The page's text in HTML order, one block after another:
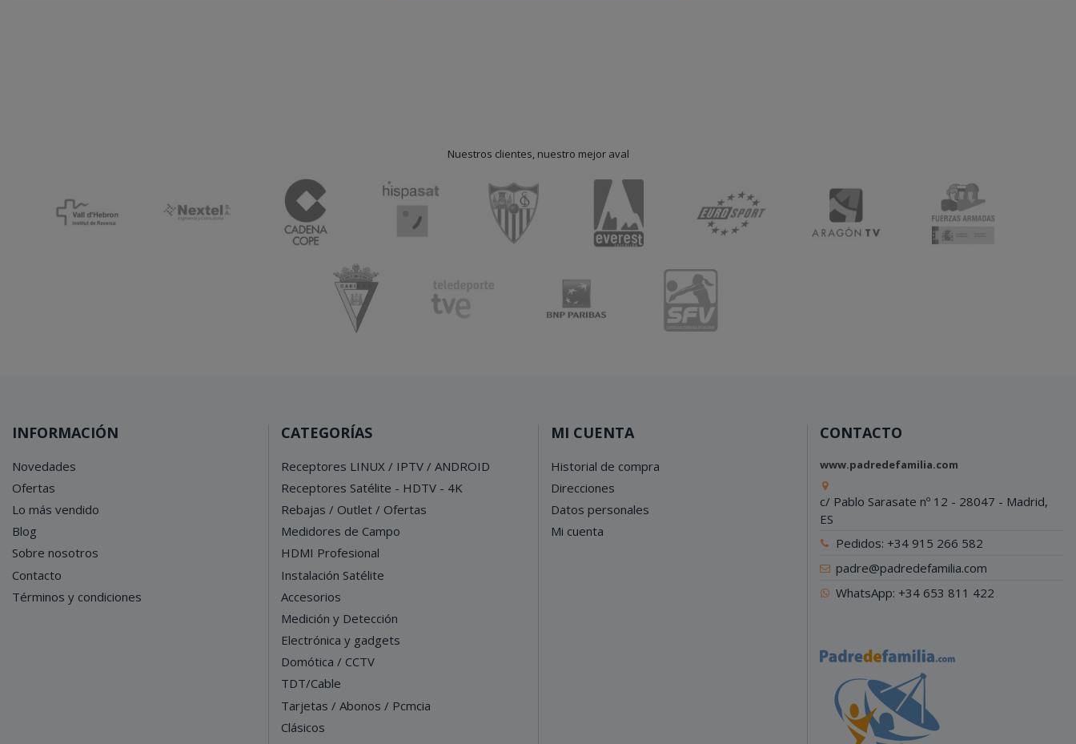
Nuestros clientes, nuestro mejor aval
INFORMACIÓN
Novedades
Ofertas
Lo más vendido
Blog
Sobre nosotros
Contacto
Términos y condiciones
CATEGORÍAS
Receptores LINUX / IPTV / ANDROID
Receptores Satélite - HDTV - 4K
Rebajas / Outlet / Ofertas
Medidores de Campo
HDMI Profesional
Instalación Satélite
Accesorios
Medición y Detección
Electrónica y gadgets
Domótica / CCTV
TDT/Cable
Tarjetas / Abonos / Pcmcia
Clásicos
MI CUENTA
Historial de compra
Direcciones
Datos personales
Mi cuenta
CONTACTO
www.padredefamilia.com
c/ Pablo Sarasate nº 12 - 28047 - Madrid,
ES
Pedidos: +34 915 266 582
padre@padredefamilia.com
WhatsApp: +34 653 811 422